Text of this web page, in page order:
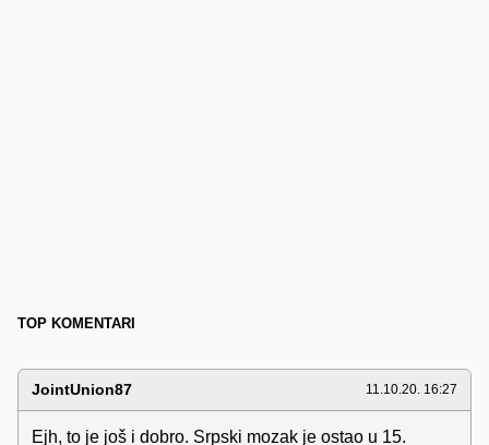
TOP KOMENTARI
JointUnion87 11.10.20. 16:27
Ejh, to je još i dobro. Srpski mozak je ostao u 15.